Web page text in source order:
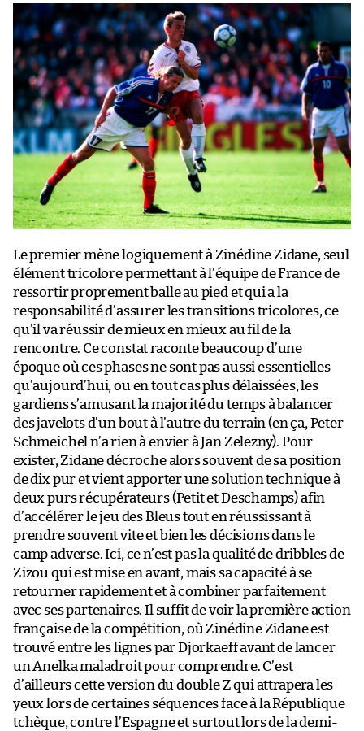
Le premier mène logiquement à Zinédine Zidane, seul
élément tricolore permettant à l’équipe de France de
ressortir proprement balle au pied et qui a la
responsabilité d’assurer les transitions tricolores, ce
qu’il va réussir de mieux en mieux au fil de la
rencontre. Ce constat raconte beaucoup d’une
époque où ces phases ne sont pas aussi essentielles
qu’aujourd’hui, ou en tout cas plus délaissées, les
gardiens s’amusant la majorité du temps à balancer
des javelots d’un bout à l’autre du terrain (en ça, Peter
Schmeichel n’a rien à envier à Jan Zelezny). Pour
exister, Zidane décroche alors souvent de sa position
de dix pur et vient apporter une solution technique à
deux purs récupérateurs (Petit et Deschamps) afin
d’accélérer le jeu des Bleus tout en réussissant à
prendre souvent vite et bien les décisions dans le
camp adverse. Ici, ce n’est pas la qualité de dribbles de
Zizou qui est mise en avant, mais sa capacité à se
retourner rapidement et à combiner parfaitement
avec ses partenaires. Il suffit de voir la première action
française de la compétition, où Zinédine Zidane est
trouvé entre les lignes par Djorkaeff avant de lancer
un Anelka maladroit pour comprendre. C’est
d’ailleurs cette version du double Z qui attrapera les
yeux lors de certaines séquences face à la République
tchèque, contre l’Espagne et surtout lors de la demi-